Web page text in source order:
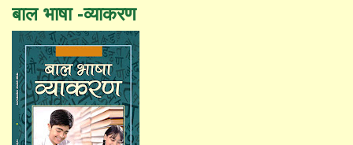
बाल भाषा -व्याकरण